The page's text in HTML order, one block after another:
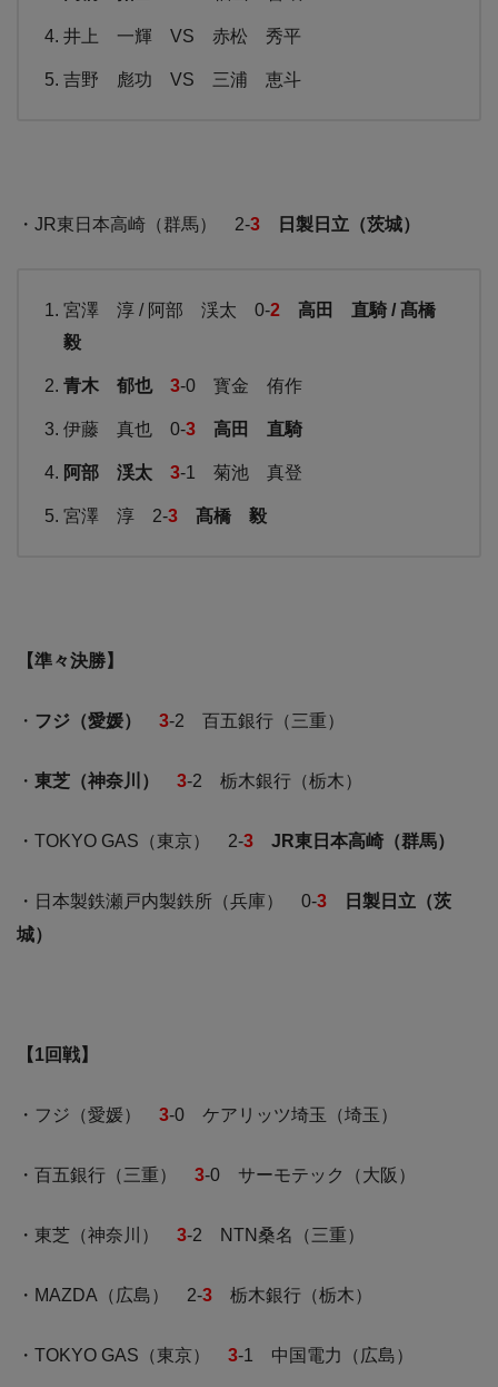
井上 一輝 VS 赤松 秀平
吉野 彪功 VS 三浦 恵斗
・JR東日本高崎（群馬） 2-3 日製日立（茨城）
宮澤 淳 / 阿部 渓太 0-2 高田 直騎 / 髙橋
毅
青木 郁也 3-0 寳金 侑作
伊藤 真也 0-3 高田 直騎
阿部 渓太 3-1 菊池 真登
宮澤 淳 2-3 髙橋 毅
【準々決勝】
・ フジ（愛媛） 3-2 百五銀行（三重）
・ 東芝（神奈川） 3-2 栃木銀行（栃木）
・TOKYO GAS（東京） 2-3 JR東日本高崎（群馬）
・日本製鉄瀬戸内製鉄所（兵庫） 0-3 日製日立（茨
城）
【1回戦】
・フジ（愛媛） 3-0 ケアリッツ埼玉（埼玉）
・百五銀行（三重） 3-0 サーモテック（大阪）
・東芝（神奈川） 3-2 NTN桑名（三重）
・MAZDA（広島） 2-3 栃木銀行（栃木）
・TOKYO GAS（東京） 3-1 中国電力（広島）